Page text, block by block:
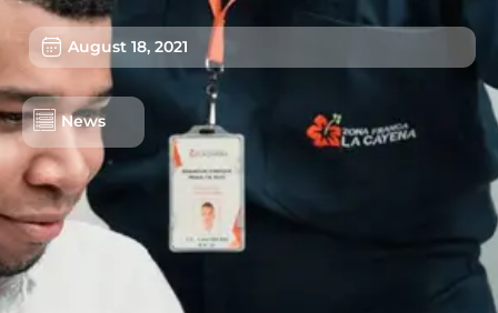
August 18, 2021
News